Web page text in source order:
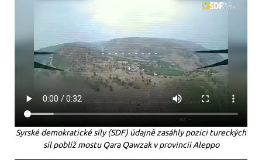
Syrské demokratické síly (SDF) údajně zasáhly pozici tureckých
sil poblíž mostu Qara Qawzak v provincii Aleppo